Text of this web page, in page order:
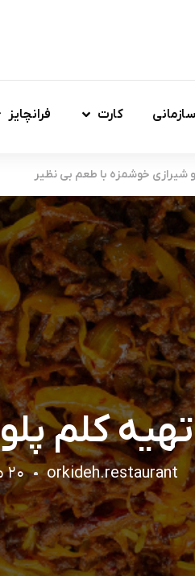
کارت فرانچایز
شیرازی خوشمزه با طعم بی نظیر
کلم
orkideh.restaurant ۲۰ مرداد ۱۴۰۲